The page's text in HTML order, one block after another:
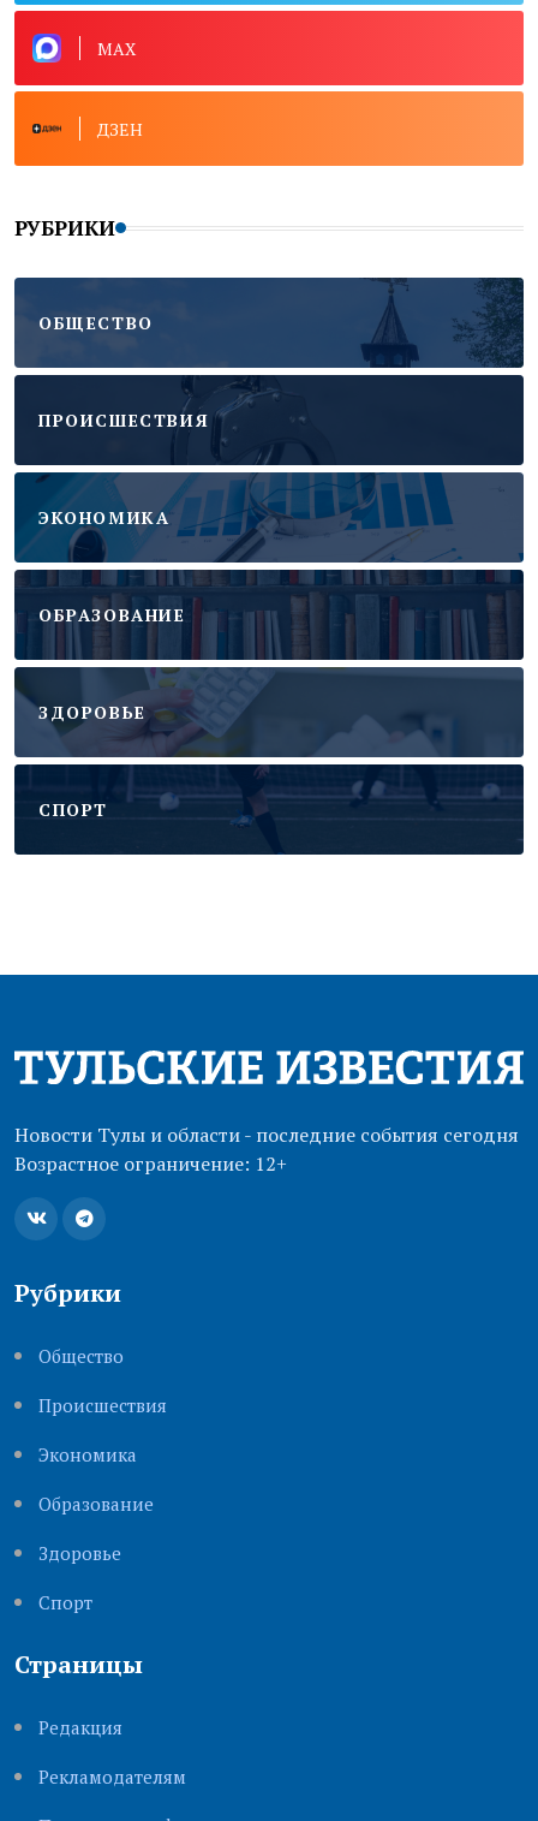
MAX
ДЗЕН
РУБРИКИ
ОБЩЕСТВО
ПРОИСШЕСТВИЯ
ЭКОНОМИКА
ОБРАЗОВАНИЕ
ЗДОРОВЬЕ
CПОРТ
Новости Тулы и области - последние события сегодня
Возрастное ограничение: 12+
Рубрики
Общество
Происшествия
Экономика
Образование
Здоровье
Cпорт
Страницы
Редакция
Рекламодателям